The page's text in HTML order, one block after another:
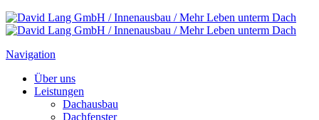
Navigation
Über uns
Leistungen
Dachausbau
Dachfenster